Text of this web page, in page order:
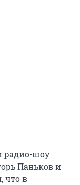
радио-шоу
Паньков и
что в